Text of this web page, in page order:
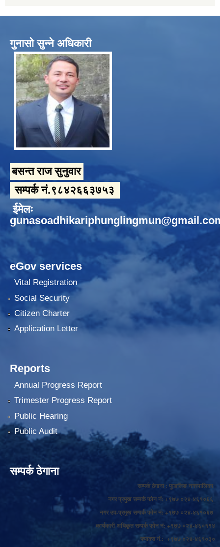
गुनासो सुन्ने अधिकारी
बसन्त राज सुनुवार
सम्पर्क नं.९८४२६६३७५३
ईमेलः
eGov services
Vital Registration
Social Security
Citizen Charter
Application Letter
Reports
Annual Progress Report
Trimester Progress Report
Public Hearing
Public Audit
सम्पर्क ठेगाना
सम्पर्क ठेगाना : फुङलिङ नगरपालिका
नगर प्रमुख सम्पर्क फोन नं: +९७७ ०२४-४६१०६६
नगर उप-प्रमुख सम्पर्क फोन नं: +९७७ ०२४-४६१०६७
कार्यकारी अधिकृत सम्पर्क फोन नं: +९७७ ०२४-४६०११४
फ्याक्स नं.: +९७७ ०२४-४६१०३०